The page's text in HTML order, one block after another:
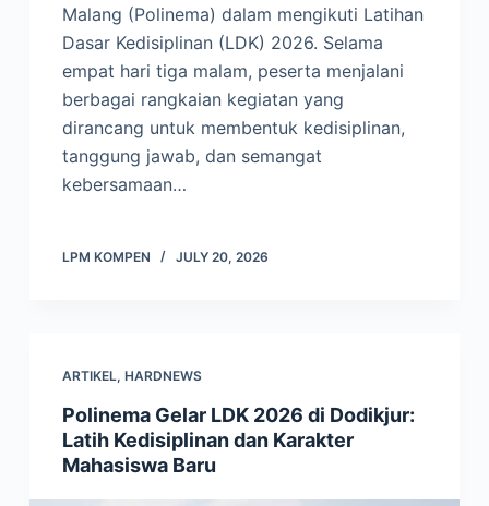
Malang (Polinema) dalam mengikuti Latihan
Dasar Kedisiplinan (LDK) 2026. Selama
empat hari tiga malam, peserta menjalani
berbagai rangkaian kegiatan yang
dirancang untuk membentuk kedisiplinan,
tanggung jawab, dan semangat
kebersamaan…
LPM KOMPEN JULY 20, 2026
ARTIKEL, HARDNEWS
Polinema Gelar LDK 2026 di Dodikjur:
Latih Kedisiplinan dan Karakter
Mahasiswa Baru